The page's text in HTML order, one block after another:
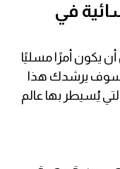
في
يكون أمرًا مسليًا
سوف يرشدك هذا
يُسيطر بها عالم